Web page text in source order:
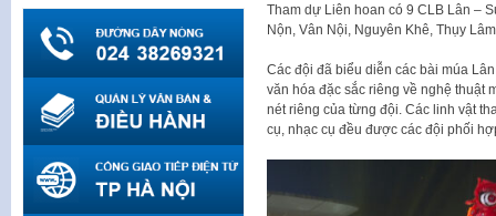
Tham dự Liên hoan có 9 CLB Lân –
Nộn, Vân Nội, Nguyên Khê, Thụy
Các đội đã biểu diễn các bài múa
văn hóa đặc sắc riêng về nghệ thuật
nét riêng của từng đội. Các linh vật
cụ, nhạc cụ đều được các đội phối